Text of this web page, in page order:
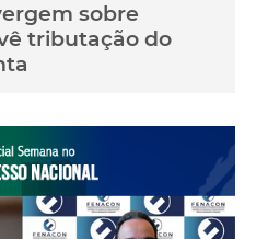
sobre
tributação do